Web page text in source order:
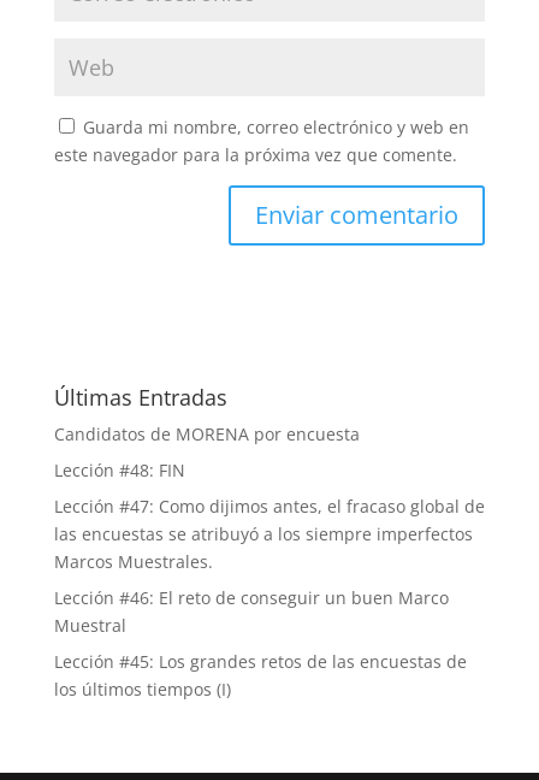
Guarda mi nombre, correo electrónico y web en
este navegador para la próxima vez que comente.
Últimas Entradas
Candidatos de MORENA por encuesta
Lección #48: FIN
Lección #47: Como dijimos antes, el fracaso global de
las encuestas se atribuyó a los siempre imperfectos
Marcos Muestrales.
Lección #46: El reto de conseguir un buen Marco
Muestral
Lección #45: Los grandes retos de las encuestas de
los últimos tiempos (I)